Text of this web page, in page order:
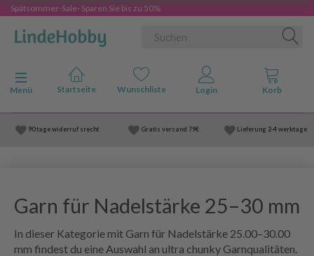
Spätsommer-Sale- Sparen Sie bis zu 50%
Anzeige ändern
Menü
90 tage widerruf srecht Gratis versand 79€ Lieferung 2-4 werktage
Garn für Nadelstärke 25–30 mm
In dieser Kategorie mit Garn für Nadelstärke 25.00–30.00
mm findest du eine Auswahl an ultra chunky Garnqualitäten.